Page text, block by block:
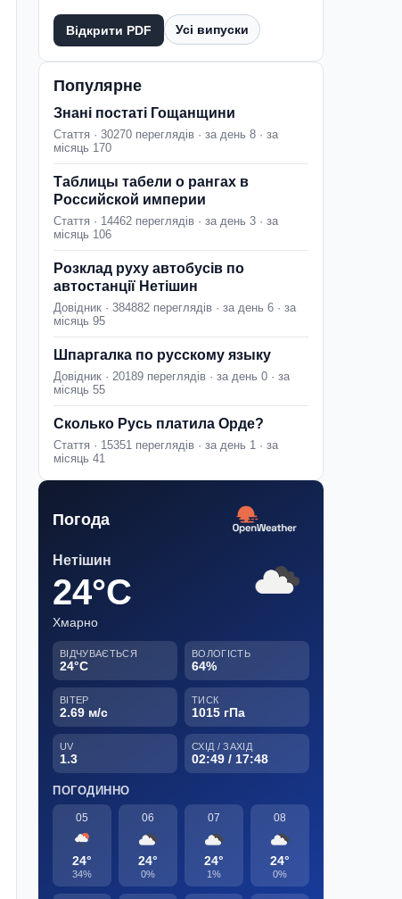
Відкрити PDF Усі випуски
Популярне
Знані постаті Гощанщини
Стаття · 30270 переглядів · за день 8 · за
місяць 170
Таблицы табели о рангах в
Российской империи
Стаття · 14462 переглядів · за день 3 · за
місяць 106
Розклад руху автобусів по
автостанції Нетішин
Довідник · 384882 переглядів · за день 6 · за
місяць 95
Шпаргалка по русскому языку
Довідник · 20189 переглядів · за день 0 · за
місяць 55
Сколько Русь платила Орде?
Стаття · 15351 переглядів · за день 1 · за
місяць 41
Погода
Нетішин
24°C
Хмарно
ВІДЧУВАЄТЬСЯ
24°C
ВОЛОГІСТЬ
64%
ВІТЕР
2.69 м/с
ТИСК
1015 гПа
UV
1.3
СХІД / ЗАХІД
02:49 / 17:48
ПОГОДИННО
05
24°
34%
06
24°
0%
07
24°
1%
08
24°
0%